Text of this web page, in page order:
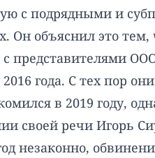
с подрядными и
Он объяснил это
представителями
года. С тех пор
в 2019 году,
своей речи Игорь
незаконно,